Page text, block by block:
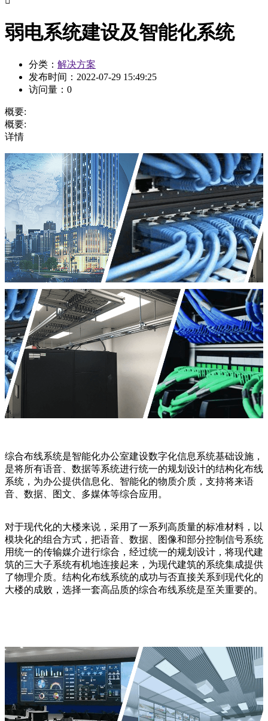
弱电系统建设及智能化系统
分类： 解决方案
发布时间： 2022-07-29 15:49:25
访问量： 0
概要:
概要:
详情
综合布线系统是智能化办公室建设数字化信息系统基础设施，
是将所有语音、数据等系统进行统一的规划设计的结构化布线
系统，为办公提供信息化、智能化的物质介质，支持将来语
音、数据、图文、多媒体等综合应用。
对于现代化的大楼来说，采用了一系列高质量的标准材料，以
模块化的组合方式，把语音、数据、图像和部分控制信号系统
用统一的传输媒介进行综合，经过统一的规划设计，将现代建
筑的三大子系统有机地连接起来，为现代建筑的系统集成提供
了物理介质。结构化布线系统的成功与否直接关系到现代化的
大楼的成败，选择一套高品质的综合布线系统是至关重要的。